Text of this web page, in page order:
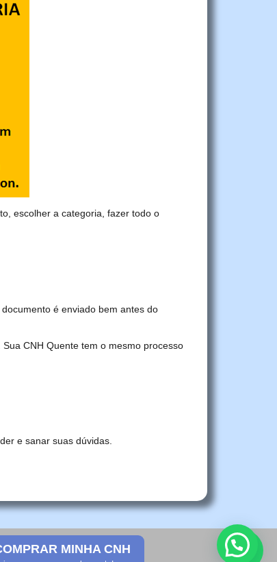
escolher a categoria, fazer todo o
é enviado bem antes do
CNH Quente tem o mesmo processo
e sanar suas dúvidas.
MINHA CNH